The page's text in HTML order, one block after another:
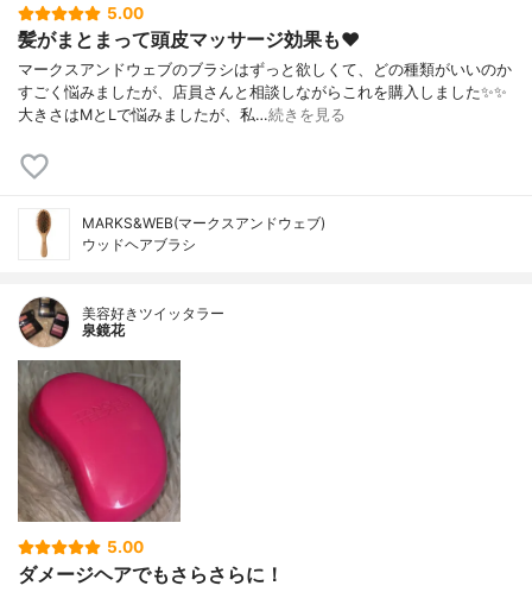
5.00
髪がまとまって頭皮マッサージ効果も❤️
マークスアンドウェブのブラシはずっと欲しくて、どの種類がいいのか
すごく悩みましたが、店員さんと相談しながらこれを購入しました✨✨
大きさはMとLで悩みましたが、私…続きを見る
MARKS&WEB(マークスアンドウェブ)
ウッドヘアブラシ
美容好きツイッタラー
泉鏡花
5.00
ダメージヘアでもさらさらに！